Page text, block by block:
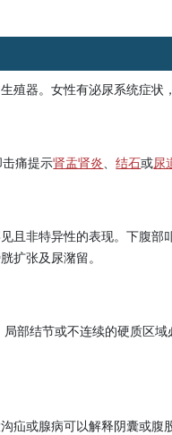
殖器。女性有泌尿系统症状
痛提示肾盂肾炎、结石或尿
且非特异性的表现。下腹
扩张及尿潴留。
局部结节或不连续的硬质区域
疝或腺病可以解释阴囊或